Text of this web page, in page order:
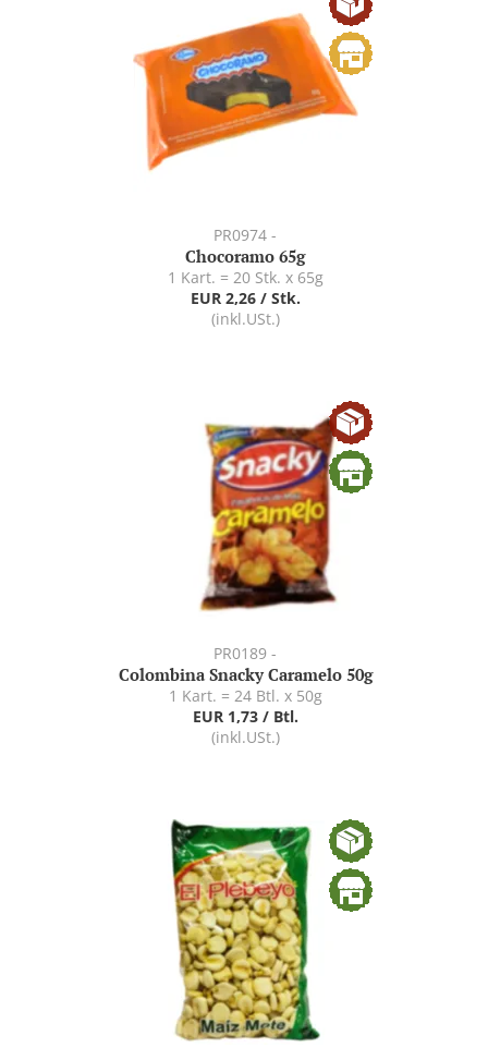
PR0974 -
Chocoramo 65g
1 Kart. = 20 Stk. x 65g
EUR 2,26 / Stk.
(inkl.USt.)
PR0189 -
Colombina Snacky Caramelo 50g
1 Kart. = 24 Btl. x 50g
EUR 1,73 / Btl.
(inkl.USt.)